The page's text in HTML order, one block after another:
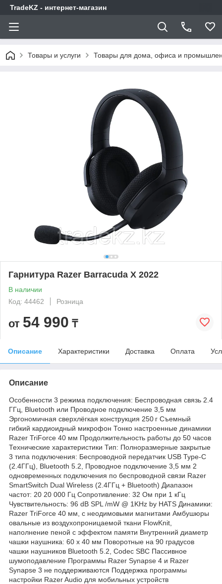
TradeKZ - интернет-магазин
Товары и услуги Товары для дома, офиса и
Гарнитура Razer Barracuda X 2022
В наличии
Код: 44462
Розница
от 54 990 ₸
Описание Характеристики Доставка Оплата
Описание
Особенности 3 режима подключения: Беспроводная связь 2.4
ГГц, Bluetooth или Проводное подключение 3,5 мм
Эргономичная сверхлёгкая конструкция 250 г Съемный
гибкий кардиоидный микрофон Тонко настроенные динамики
Razer TriForce 40 мм Продолжительность работы до 50 часов
Технические характеристики Тип: Полноразмерные закрытые
3 типа подключения: Беспроводной передатчик USB Type-C
(2.4ГГц), Bluetooth 5.2, Проводное подключение 3,5 мм 2
одновременных подключения по беспроводной связи Razer
SmartSwitch Dual Wireless (2.4ГГц + Bluetooth) Диапазон
частот: 20 20 000 Гц Сопротивление: 32 Ом при 1 кГц
Чувствительность: 96 dB SPL /mW @ 1KHz by HATS Динамики:
Razer TriForce 40 мм, с неодимовыми магнитами Амбушюры
овальные из воздухопроницаемой ткани FlowKnit,
наполнение пеной с эффектом памяти Внутренний диаметр
чашки наушника: 60 х 40 мм Поворотные на 90 градусов
чашки наушников Bluetooth 5.2, Codec SBC Пассивное
шумоподавление Программы Razer Synapse 4 и Razer
Synapse 3 не поддерживаются Поддержка программы
настройки Razer Audio для мобильных устройств